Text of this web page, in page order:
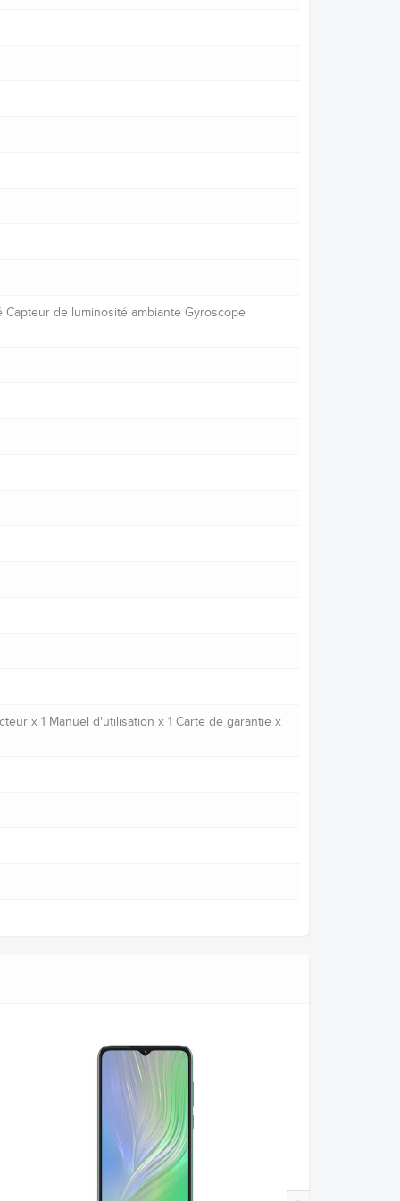
de luminosité ambiante Gyroscope
x 1 Manuel d'utilisation x 1 Carte de garantie x